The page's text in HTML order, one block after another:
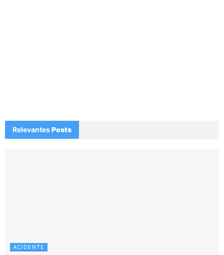
RelevantesPosts
ACIDENTE